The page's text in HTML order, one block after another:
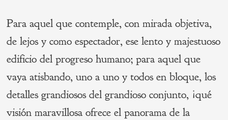
Para aquel que contemple, con mirada objetiva,
de lejos y como espectador, ese lento y majestuoso
edificio del progreso humano; para aquel que
vaya atisbando, uno a uno y todos en bloque, los
detalles grandiosos del grandioso conjunto, ¡qué
visión maravillosa ofrece el panorama de la